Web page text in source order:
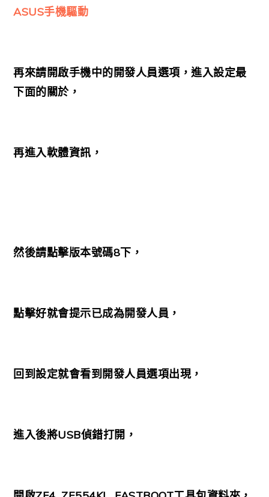
ASUS手機驅動
再來請開啟手機中的開發人員選項，進入設定最
下面的關於，
再進入軟體資訊，
然後請點擊版本號碼8下，
點擊好就會提示已成為開發人員，
回到設定就會看到開發人員選項出現，
進入後將USB偵錯打開，